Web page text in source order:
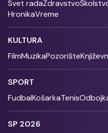
Svet radaZdravstvo
HronikaVreme
KULTURA
FilmMuzikaPozorište
SPORT
FudbalKošarkaTenis
SP 2026